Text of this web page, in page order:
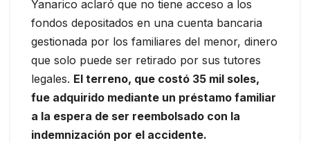
Yanarico aclaró que no tiene acceso a los
fondos depositados en una cuenta bancaria
gestionada por los familiares del menor, dinero
que solo puede ser retirado por sus tutores
legales. El terreno, que costó 35 mil soles,
fue adquirido mediante un préstamo familiar
a la espera de ser reembolsado con la
indemnización por el accidente.